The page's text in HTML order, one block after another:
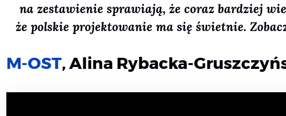
na zestawienie sprawiają, że coraz bardziej
że polskie projektowanie ma się świetnie.
M-OST, Alina Rybacka-